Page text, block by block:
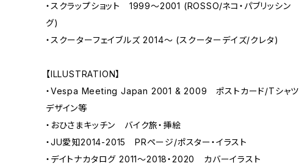
・スクラップショット 1999～2001 (ROSSO/ネコ・パブリッシン
グ)
・スクーターフェイブルズ 2014～ (スクーターデイズ/クレタ)
【ILLUSTRATION】
・Vespa Meeting Japan 2001 & 2009 ポストカード/Tシャツ
デザイン等
・おひさまキッチン バイク旅・挿絵
・JU愛知2014-2015 PRページ/ポスター・イラスト
・デイトナカタログ 2011～2018・2020 カバーイラスト